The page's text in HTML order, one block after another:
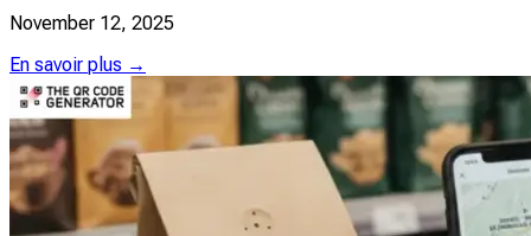
November 12, 2025
En savoir plus →